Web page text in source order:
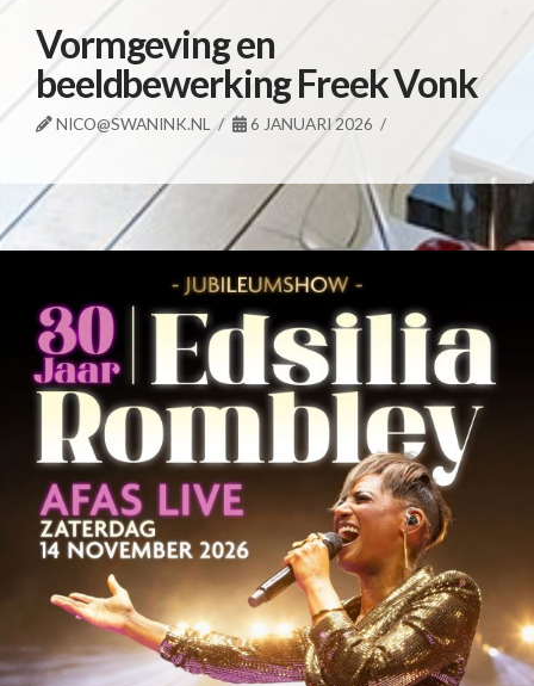
Vormgeving en
beeldbewerking Freek Vonk
NICO@SWANINK.NL 6 JANUARI 2026